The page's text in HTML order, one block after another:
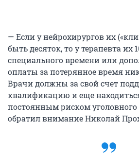
— Если у нейрохирургов их
быть десяток, то у терапевта их
специального времени или
оплаты за потерянное время
Врачи должны за свой счет
квалификацию и еще
постоянным риском уголовного
обратил внимание Николай